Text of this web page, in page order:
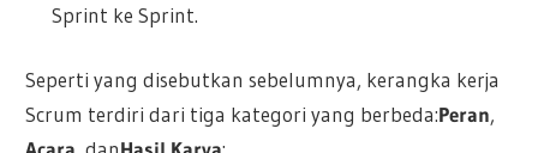
Sprint ke Sprint.
Seperti yang disebutkan sebelumnya, kerangka kerja
Scrum terdiri dari tiga kategori yang berbeda:Peran,